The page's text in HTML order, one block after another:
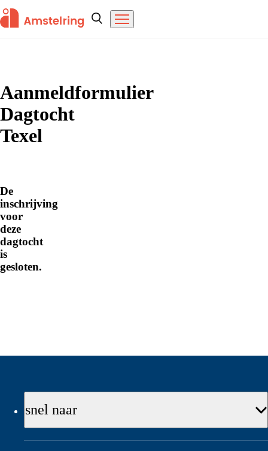
Overslaan en naar de inhoud gaan
Amstelring
ZoekenMenu
Aanmeldformulier
Dagtocht
Texel
De
inschrijving
voor
deze
dagtocht
is
gesloten.
snel naar